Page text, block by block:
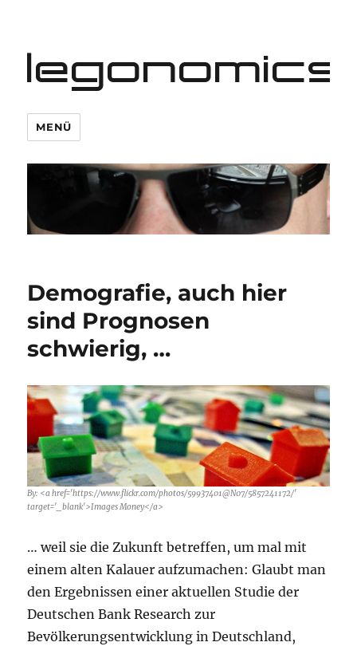
legonomics
MENÜ
Demografie, auch hier
sind Prognosen
schwierig, …
By: <a href='https://www.flickr.com/photos/59937401@N07/5857241172/'
target='_blank'>Images Money</a>
… weil sie die Zukunft betreffen, um mal mit
einem alten Kalauer aufzumachen: Glaubt man
den Ergebnissen einer aktuellen Studie der
Deutschen Bank Research zur
Bevölkerungsentwicklung in Deutschland,